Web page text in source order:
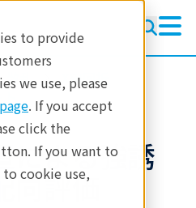
to provide
we use, please
. If you accept
click the
If you want to
cookie use,
散乱
X線回折
による強誘
向評価